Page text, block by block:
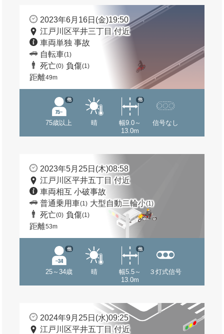
2023年6月16日(金)19:50
江戸川区平井三丁目 付近
車両単独 事故
自転車(1)
死亡(0) 負傷(1)
距離49m
75歳以上
他
晴
幅9.0～
13.0m
他
信号なし
2023年5月25日(木)08:58
江戸川区平井五丁目 付近
車両相互 小破事故
普通乗用車(1) 大型自動二輪小(1)
死亡(0) 負傷(1)
距離53m
25～34歳
他
晴
幅5.5～
13.0m
他
３灯式信号
2024年9月25日(水)09:25
江戸川区平井五丁目 付近